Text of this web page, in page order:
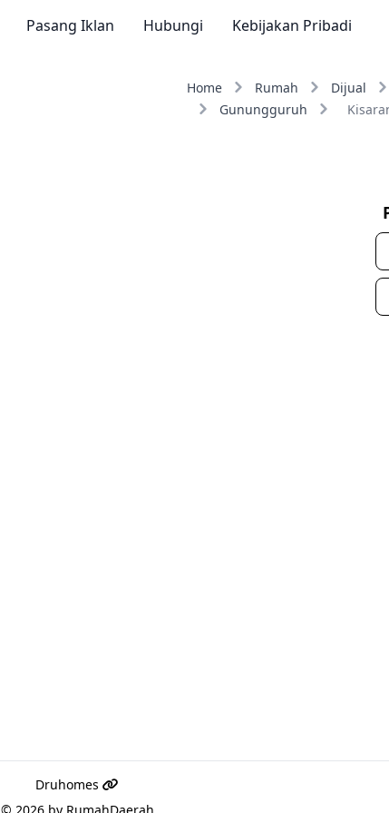
Pasang Iklan Hubungi Kebijakan Pribadi
Home Rumah Dijual
Gunungguruh
Druhomes